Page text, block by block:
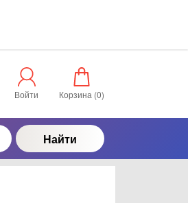
Войти Корзина (0)
Найти